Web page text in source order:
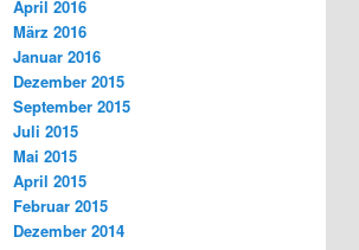
April 2016
März 2016
Januar 2016
Dezember 2015
September 2015
Juli 2015
Mai 2015
April 2015
Februar 2015
Dezember 2014